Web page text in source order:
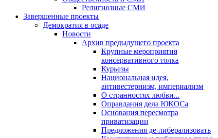
Религиозные СМИ
Завершенные проекты
Демократия в осаде
Новости
Архив предыдущего проекта
Крупные мероприятия
консервативного толка
Курьезы
Национальная идея,
антивестернизм, империализм
О странностях любви...
Оправдания дела ЮКОСа
Основания пересмотра
приватизации
Предложения де-либерализовать